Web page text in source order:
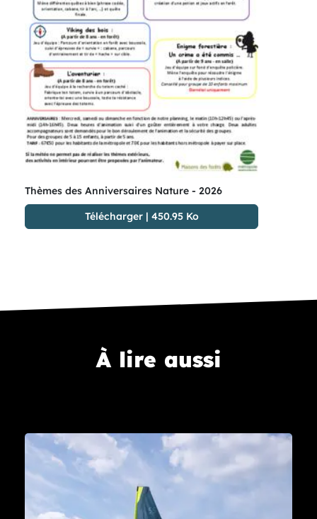
Thèmes des Anniversaires Nature - 2026
Télécharger| 450.95 Ko
À lire aussi